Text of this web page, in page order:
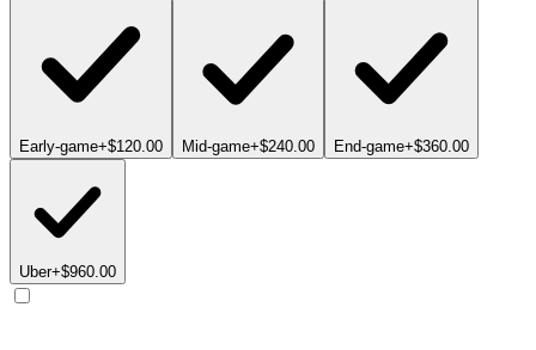
Early-game+$120.00 Mid-game+$240.00 End-game+$360.00
Uber+$960.00